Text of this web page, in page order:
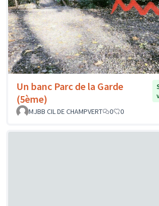
Un banc Parc de la Garde
(5ème)
MJBB CIL DE CHAMPVERT
0 0